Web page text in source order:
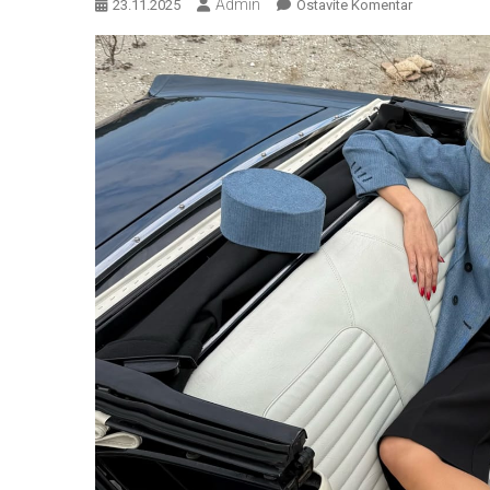
23.11.2025 Admin Ostavite KomentarNa
Mandić
Oduševila
Region:
“Nedjeljom”,
“Popravni
Dom”
I“Još
Uvijek
Isto
Te
Vole”
Nikog
Nisu
Ostavile